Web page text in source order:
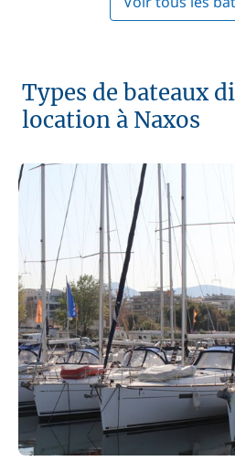
Types de bateaux
location à Naxos